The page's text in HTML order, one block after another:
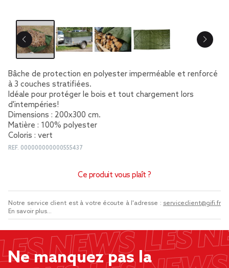
Bâche de protection en polyester imperméable et renforcé
à 3 couches stratifiées.
Idéale pour protéger le bois et tout chargement lors
d'intempéries!
Dimensions : 200x300 cm.
Matière : 100% polyester
Coloris : vert
REF. 000000000000555437
Ce produit vous plaît ?
Notre service client est à votre écoute à l'adresse : serviceclient@gifi.fr
En savoir plus...
Ne manquez pas la